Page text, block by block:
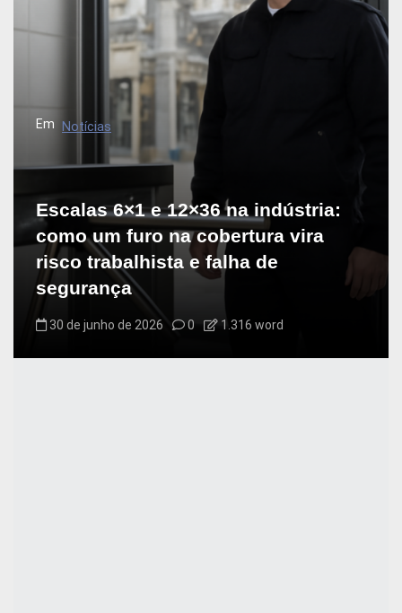
Em Notícias
Escalas 6×1 e 12×36 na indústria:
como um furo na cobertura vira
risco trabalhista e falha de
segurança
30 de junho de 2026 0 1.316 word